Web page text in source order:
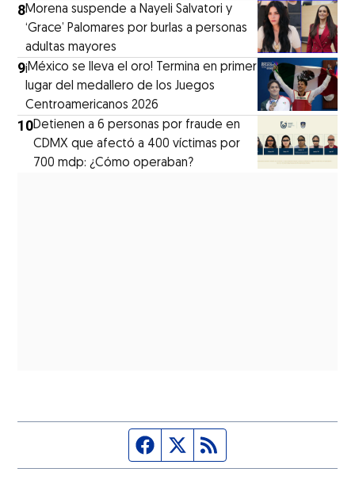
8Morena suspende a Nayeli Salvatori y
‘Grace’ Palomares por burlas a personas
adultas mayores
9¡México se lleva el oro! Termina en primer
lugar del medallero de los Juegos
Centroamericanos 2026
10Detienen a 6 personas por fraude en
CDMX que afectó a 400 víctimas por
700 mdp: ¿Cómo operaban?
Página de Facebook
Fuente Twitter